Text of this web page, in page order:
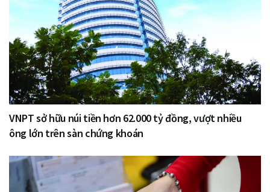
VNPT sở hữu núi tiền hơn 62.000 tỷ đồng, vượt nhiều
ông lớn trên sàn chứng khoán